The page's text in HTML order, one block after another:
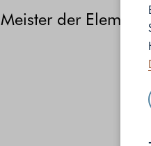
Meister der Elemente